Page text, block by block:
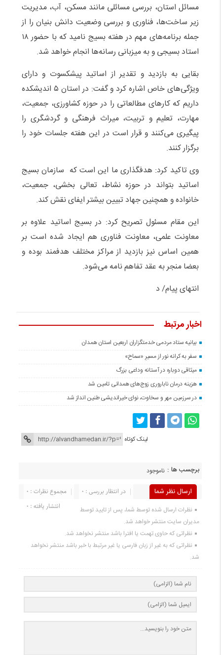
مسائل استان، بررسی مسائلی مانند مسکن، آب، مدیریت
زیر ساخت‌ها، فناوری و بررسی وضعیت دانش بنیان را از
جمله برنامه‌های مهم در هفته بسیج نامید که با حضور ۱۸
استاد بسیجی و به میزبانی رسانه‌ها انجام خواهد شد.
بقایی به بازدید و تقدیر از اساتید پیشکسوت و دارای
ویژگی‌های خاص اشاره کرد و گفت: در استان ۵ اندیشکده
داریم که کارهای مطالعاتی را در حوزه کشاورزی، جمعیت،
مهارت، تعلیم و تربیت، میراث فرهنگی و گردشگری را
پیگیری می‌کنند و قرار است در این هفته جلسات خود را
برگزار کنند.
وی تاکید کرد: هدفگذاری ما این است که سازمان بسیج
اساتید بتواند در حوزه نشاط، تعالی بخشی، جمعیت،
خانواده و همچنین جهاد تبیین بیشتر ایفای نقش کند.
این مقام مسئول تصریح کرد: در بسیج اساتید علاوه بر
معاونت علمی، معاونت فناوری هم ایجاد شده است بر
همین اساس نیز بازدید از مراکز مختلف هدفمند بوده و
بعضا منجر به عقد تفاهم نامه می‌شود.
انتهای پیام/ د
اخبار مرتبط
بیانیه ستاد مردمی خدمتگزاران اربعین استان همدان
سفر به کرانه‌ نور از مسیرِ «سماح»
میثاقی دوباره در آستانه‌ وداعی بزرگ
هزینه درمان ناباروری زوج‌های همدانی تامین شد
در سرزمین مهر و سخاوت، نوای خیراندیشی طنین انداز شد
لینک کوتاه
برچسب ها : ناموجود
ارسال نظر شما مجموع نظرات : 0
در انتظار بررسی : 0
انتشار یافته : 0
نظرات ارسال شده توسط شما، پس از تایید توسط
مدیران سایت منتشر خواهد شد.
نظراتی که حاوی تهمت یا افترا باشد منتشر نخواهد شد.
نظراتی که به غیر از زبان فارسی یا غیر مرتبط با خبر باشد منتشر نخواهد
شد.